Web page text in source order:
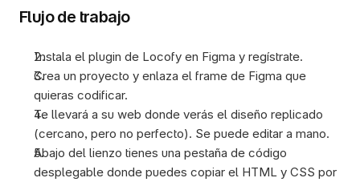
Flujo de trabajo
Instala el plugin de Locofy en Figma y regístrate.
Crea un proyecto y enlaza el frame de Figma que
quieras codificar.
Te llevará a su web donde verás el diseño replicado
(cercano, pero no perfecto). Se puede editar a mano.
Abajo del lienzo tienes una pestaña de código
desplegable donde puedes copiar el HTML y CSS por